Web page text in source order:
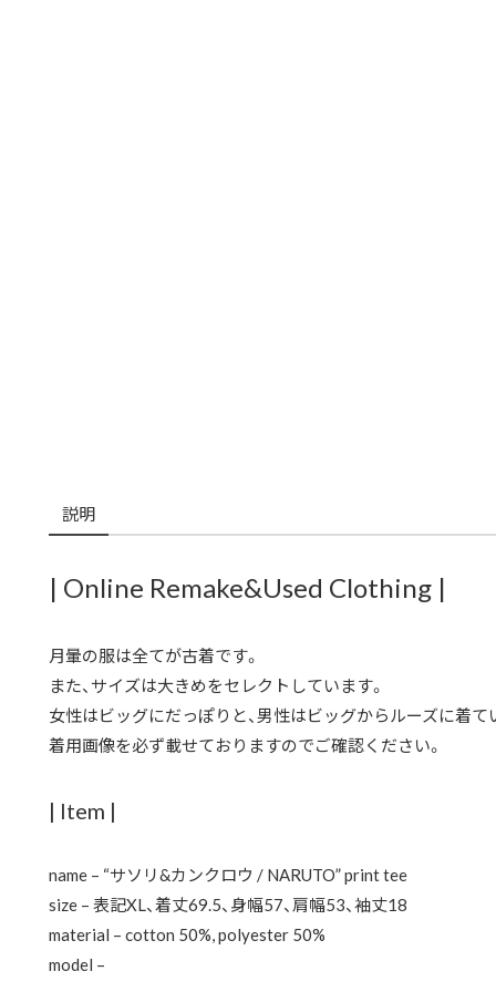
説明
| Online Remake&Used Clothing |
月暈の服は全てが古着です。
また、サイズは大きめをセレクトしています。
女性はビッグにだっぽりと、男性はビッグからルーズに着
着用画像を必ず載せておりますのでご確認ください。
| Item |
name – “サソリ&カンクロウ / NARUTO” print tee
size – 表記XL、着丈69.5、身幅57、肩幅53、袖丈18
material – cotton 50%, polyester 50%
model –